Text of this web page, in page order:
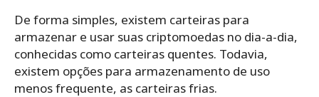
De forma simples, existem carteiras para
armazenar e usar suas criptomoedas no dia-a-dia,
conhecidas como carteiras quentes. Todavia,
existem opções para armazenamento de uso
menos frequente, as carteiras frias.